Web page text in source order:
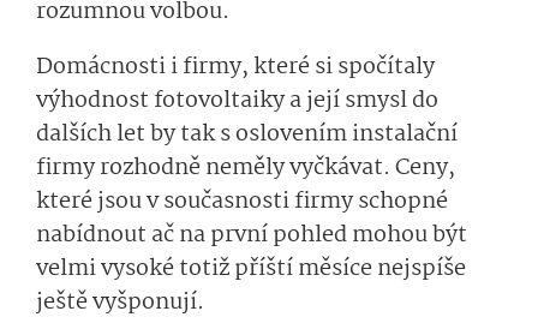
rozumnou volbou.
Domácnosti i firmy, které si spočítaly
výhodnost fotovoltaiky a její smysl do
dalších let by tak s oslovením instalační
firmy rozhodně neměly vyčkávat. Ceny,
které jsou v současnosti firmy schopné
nabídnout ač na první pohled mohou být
velmi vysoké totiž příští měsíce nejspíše
ještě vyšponují.